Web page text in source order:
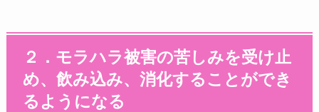
２．モラハラ被害の苦しみを受け止
め、飲み込み、消化することができ
るようになる